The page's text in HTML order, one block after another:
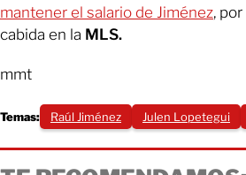
mantener el salario de Jiménez,
cabida en la MLS.
mmt
Temas: Raúl Jiménez Julen Lopetegui